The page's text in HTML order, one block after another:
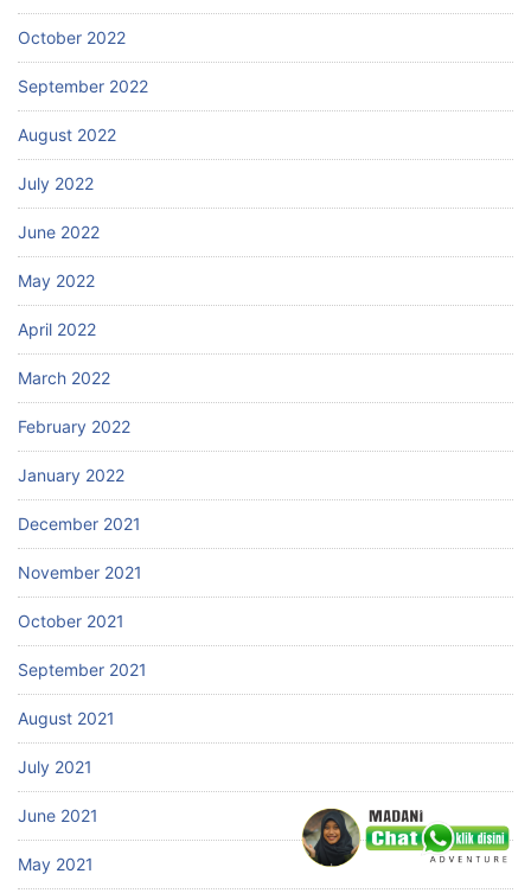
October 2022
September 2022
August 2022
July 2022
June 2022
May 2022
April 2022
March 2022
February 2022
January 2022
December 2021
November 2021
October 2021
September 2021
August 2021
July 2021
June 2021
May 2021